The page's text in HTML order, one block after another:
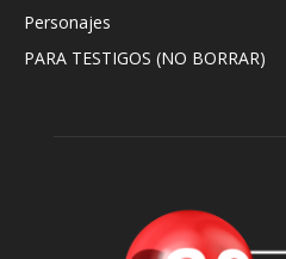
Personajes
PARA TESTIGOS (NO BORRAR)